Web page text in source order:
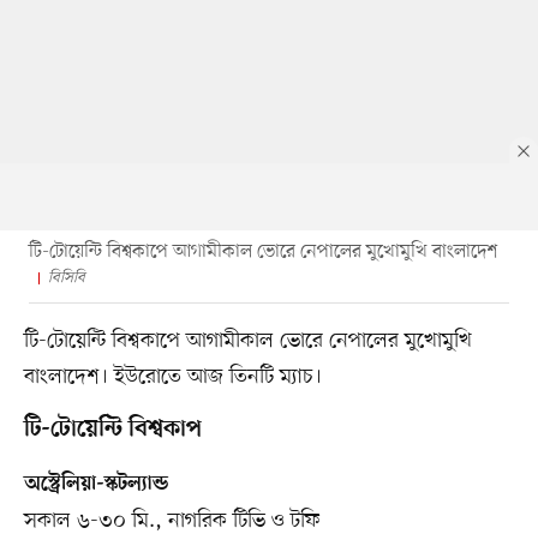
টি-টোয়েন্টি বিশ্বকাপে আগামীকাল ভোরে নেপালের মুখোমুখি বাংলাদেশ
বিসিবি
টি-টোয়েন্টি বিশ্বকাপে আগামীকাল ভোরে নেপালের মুখোমুখি
বাংলাদেশ। ইউরোতে আজ তিনটি ম্যাচ।
টি-টোয়েন্টি বিশ্বকাপ
অস্ট্রেলিয়া-স্কটল্যান্ড
সকাল ৬-৩০ মি., নাগরিক টিভি ও টফি